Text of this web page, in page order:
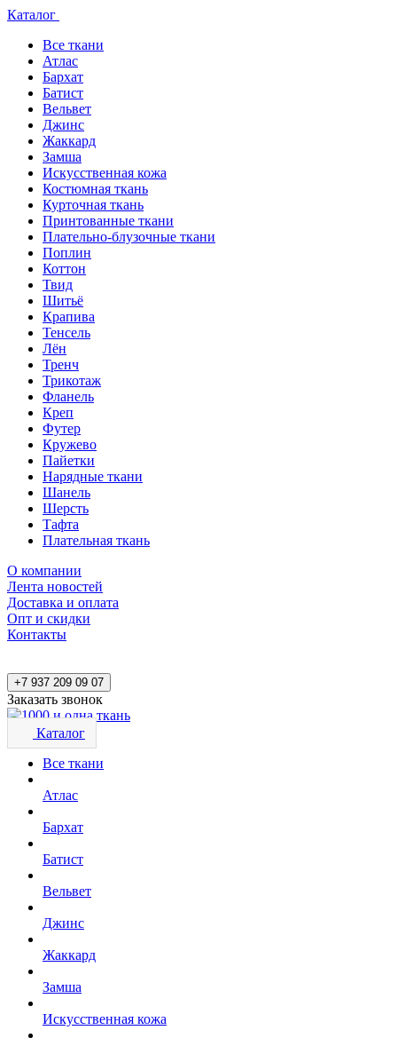
Каталог
Все ткани
Атлас
Бархат
Батист
Вельвет
Джинс
Жаккард
Замша
Искусственная кожа
Костюмная ткань
Курточная ткань
Принтованные ткани
Плательно-блузочные ткани
Поплин
Коттон
Твид
Шитьё
Крапива
Тенсель
Лён
Тренч
Трикотаж
Фланель
Креп
Футер
Кружево
Пайетки
Нарядные ткани
Шанель
Шерсть
Тафта
Плательная ткань
О компании
Лента новостей
Доставка и оплата
Опт и скидки
Контакты
+7 937 209 09 07
Заказать звонок
Каталог
Все ткани
Атлас
Бархат
Батист
Вельвет
Джинс
Жаккард
Замша
Искусственная кожа